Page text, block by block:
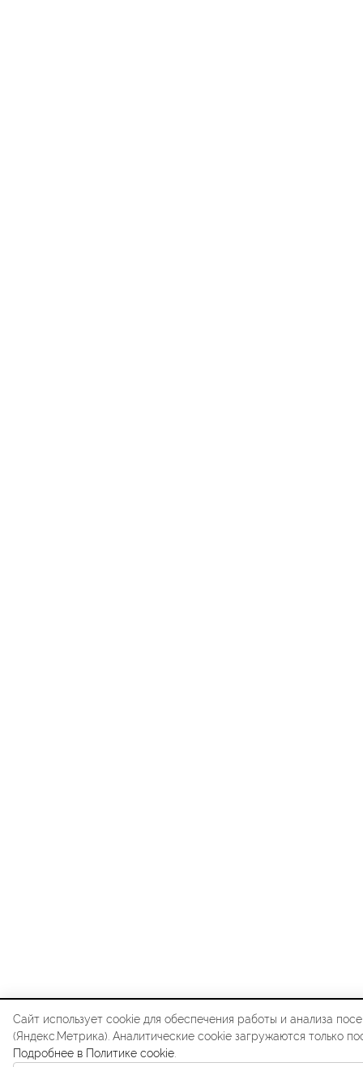
Сайт использует cookie для обеспечения работы и анализа
(Яндекс.Метрика). Аналитические cookie загружаются только
Подробнее в Политике cookie